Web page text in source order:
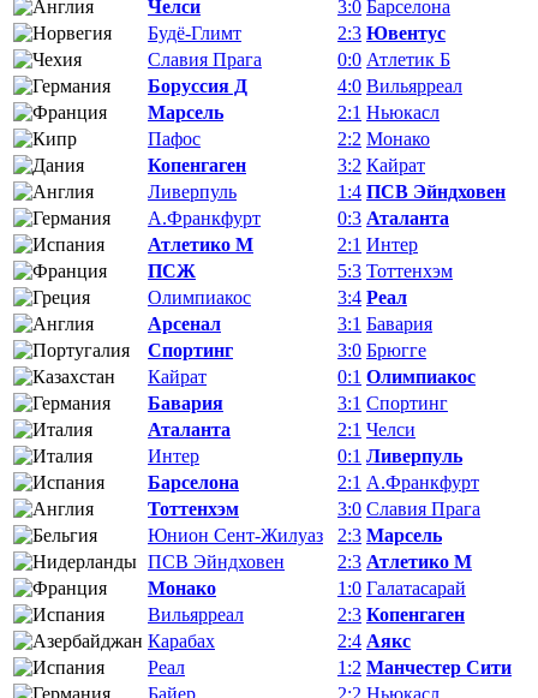
Челси 3:0 Барселона
Будё-Глимт
2:3 Ювентус
Славия Прага
0:0 Атлетик Б
Боруссия Д
4:0 Вильярреал
Марсель
2:1 Ньюкасл
Пафос
2:2 Монако
Копенгаген
3:2 Кайрат
Ливерпуль
1:4 ПСВ Эйндховен
А.Франкфурт
0:3 Аталанта
Атлетико М
2:1 Интер
ПСЖ
5:3 Тоттенхэм
Олимпиакос
3:4 Реал
Арсенал
3:1 Бавария
Спортинг
3:0 Брюгге
Кайрат
0:1 Олимпиакос
Бавария
3:1 Спортинг
Аталанта
2:1 Челси
Интер
0:1 Ливерпуль
Барселона
2:1 А.Франкфурт
Тоттенхэм
3:0 Славия Прага
Юнион Сент-Жилуаз
2:3 Марсель
ПСВ Эйндховен
2:3 Атлетико М
Монако
1:0 Галатасарай
Вильярреал
2:3 Копенгаген
Карабах
2:4 Аякс
Реал
1:2 Манчестер Сити
Байер
2:2 Ньюкасл